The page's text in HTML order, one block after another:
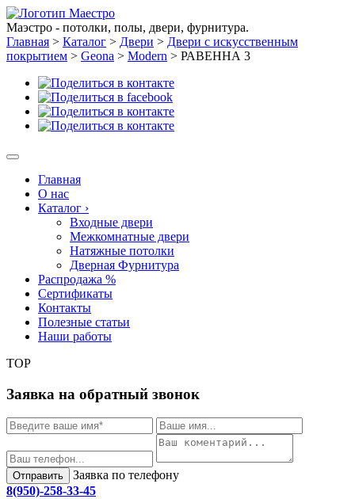
Маэстро - потолки, полы, двери, фурнитура.
Главная > Каталог > Двери > Двери с искусственным
покрытием > Geona > Modern > РАВЕННА 3
Главная
О нас
Каталог ›
Входные двери
Межкомнатные двери
Натяжные потолки
Дверная Фурнитура
Распродажа %
Сертификаты
Контакты
Полезные статьи
Наши работы
TOP
Заявка на обратный звонок
Отправить
Заявка по телефону
8(950)-258-33-45